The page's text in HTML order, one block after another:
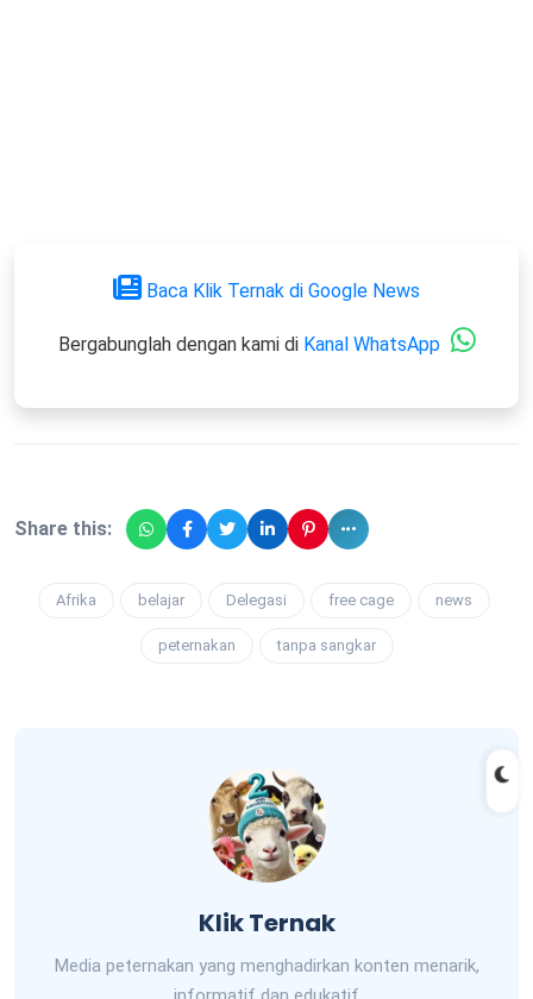
Baca Klik Ternak di Google News
Bergabunglah dengan kami di Kanal WhatsApp
Share this:
Afrika belajar Delegasi free cage news
peternakan tanpa sangkar
Klik Ternak
Media peternakan yang menghadirkan konten menarik,